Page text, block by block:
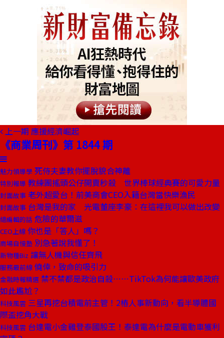
上一期 應援經濟崛起
《商業周刊》第 1844 期
魅力領導學 死侍夫妻教你擺脫貌合神離
特別報導 教練團搖頭公仔開賣秒殺 世界棒球經典賽的可愛力量
封面故事 老外超愛台！前美商會CEO入籍台灣當快樂漁民
封面故事 台灣是我的家 光電董座李豪：在這裡我可以做出改變
總編輯的話 危險的華爾滋
CEO上線 你也是「答人」嗎？
商場自慢塾 別急著說我懂了！
新物種Biz 讓無人機與信任齊飛
服務最前線 僥倖，致命的吸引力
金融時報精選 禁不禁都是政治自殺⋯⋯TikTok為何能讓歐美政府
如此尷尬？
科技風雲 三星再挖台積電前主管！2樁人事新動向，看半導體國
際盃挖角大戰
科技風雲 台達電小金雞登泰國股王！泰達電為什麼是電動車獲利